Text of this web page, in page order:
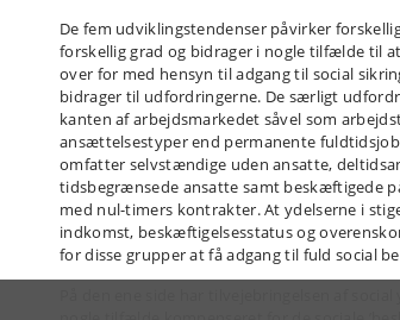
De fem udviklingstendenser påvirker
forskellig grad og bidrager i nogle tilfælde til
over for med hensyn til adgang til social
bidrager til udfordringerne. De særligt
kanten af arbejdsmarkedet såvel som
ansættelsestyper end permanente
omfatter selvstændige uden ansatte,
tidsbegrænsede ansatte samt beskæftigede
med nul-timers kontrakter. At ydelserne i
indkomst, beskæftigelsesstatus og
for disse grupper at få adgang til fuld social